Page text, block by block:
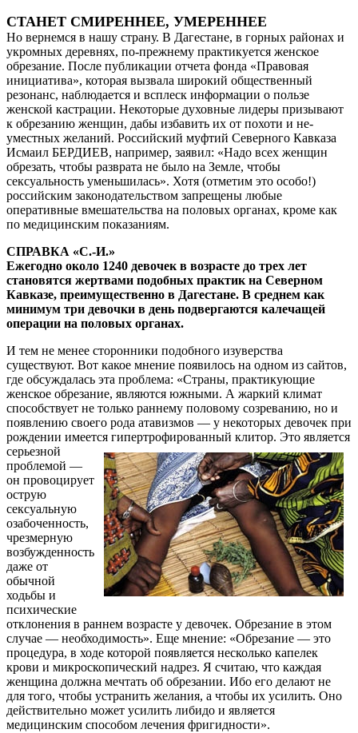
СТАНЕТ СМИРЕННЕЕ, УМЕРЕННЕЕ
Но вернемся в нашу страну. В Дагестане, в горных районах и
укромных деревнях, по-прежнему практикуется женское
обрезание. После публикации отчета фонда «Правовая
инициатива», которая вызвала широкий общественный
резонанс, наблюдается и всплеск информации о пользе
женской кастрации. Некоторые духовные лидеры призывают
к обрезанию женщин, дабы избавить их от похоти и не­
уместных желаний. Российский муфтий Северного Кавказа
Исмаил БЕРДИЕВ, например, заявил: «Надо всех женщин
обрезать, чтобы разврата не было на Земле, чтобы
сексуальность уменьшилась». Хотя (отметим это особо!)
российским законодательством запрещены любые
оперативные вмешательства на половых органах, кроме как
по медицинским показаниям.
СПРАВКА «С.-И.»
Ежегодно около 1240 девочек в возрасте до трех лет
становятся жертвами подобных практик на Северном
Кавказе, преимущественно в Дагестане. В среднем как
минимум три девочки в день подвергаются калечащей
операции на половых органах.
И тем не менее сторонники подобного изуверства
существуют. Вот какое мнение появилось на одном из сайтов,
где обсуждалась эта проблема: «Страны, практикующие
женское обрезание, являются южными. А жаркий климат
способствует не только раннему половому созреванию, но и
появлению своего рода атавизмов — у некоторых девочек при
рождении имеется гипертрофированный клитор. Это является
серьезной
проблемой —
он провоцирует
острую
сексуальную
озабоченность,
чрезмерную
возбужденность
даже от
обычной
ходьбы и
психические
отклонения в раннем возрасте у девочек. Обрезание в этом
случае — необходимость». Еще мнение: «Обрезание — это
процедура, в ходе которой появляется несколько капелек
крови и микроскопический надрез. Я считаю, что каждая
женщина должна мечтать об обрезании. Ибо его делают не
для того, чтобы устранить желания, а чтобы их усилить. Оно
действительно может усилить либидо и является
медицинским способом лечения фригидности».